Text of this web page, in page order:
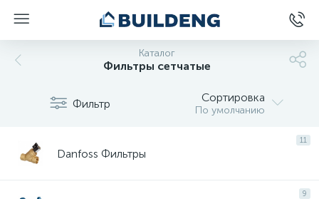
Каталог
Фильтры сетчатые
Фильтр Сортировка
По умолчанию
11
Danfoss Фильтры
9